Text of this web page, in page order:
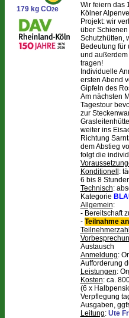
179 kg CO2e
Wir feiern das
Kölner
Projekt: wir
über
Schutzhütten,
Bedeutung
und
tragen!
Individuelle
ersten Abend
Gipfeln des
Am nächsten
Tagestour
zur
weiter ins
Richtung
dem Abstieg
folgt die
Konditionell :
6 bis 8
Technisch:
Kategorie
Allgemein:
- Bereitschaft
- Teilnahme
Austausch
Anmeldung:
Aufforderung
Leistungen:
Kosten: ca.
(6 x
Verpflegung
Ausgaben,
Leitung: Ute